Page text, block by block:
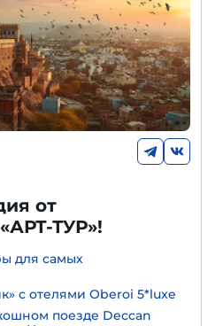
от
ТУР»!
для самых
с отелями Oberoi 5*luxe
поезде Deccan